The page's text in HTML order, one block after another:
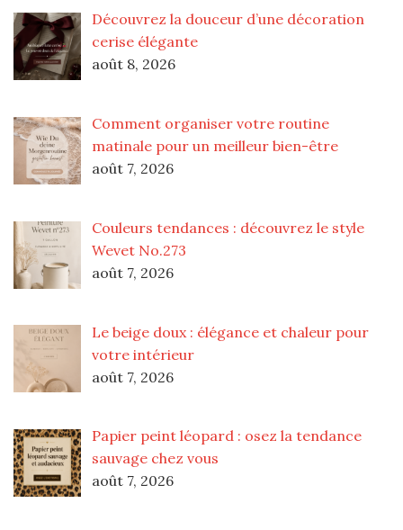
Découvrez la douceur d’une décoration
cerise élégante
août 8, 2026
Comment organiser votre routine
matinale pour un meilleur bien-être
août 7, 2026
Couleurs tendances : découvrez le style
Wevet No.273
août 7, 2026
Le beige doux : élégance et chaleur pour
votre intérieur
août 7, 2026
Papier peint léopard : osez la tendance
sauvage chez vous
août 7, 2026